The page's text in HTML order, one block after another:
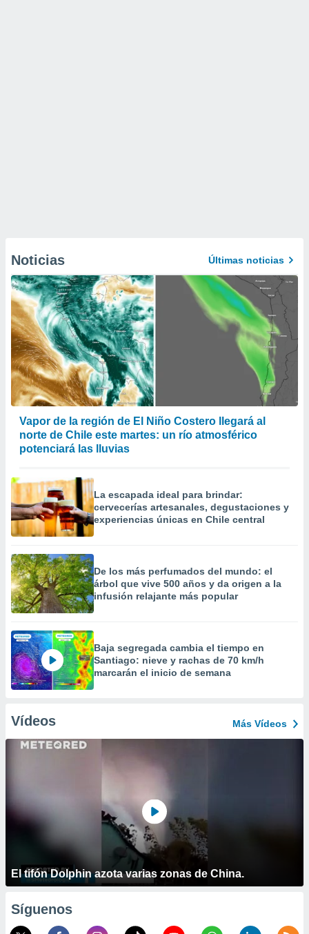
Noticias Últimas noticias
Vapor de la región de El Niño Costero llegará al
norte de Chile este martes: un río atmosférico
potenciará las lluvias
La escapada ideal para brindar:
cervecerías artesanales, degustaciones y
experiencias únicas en Chile central
De los más perfumados del mundo: el
árbol que vive 500 años y da origen a la
infusión relajante más popular
Baja segregada cambia el tiempo en
Santiago: nieve y rachas de 70 km/h
marcarán el inicio de semana
Vídeos Más Vídeos
El tifón Dolphin azota varias zonas de China.
Síguenos